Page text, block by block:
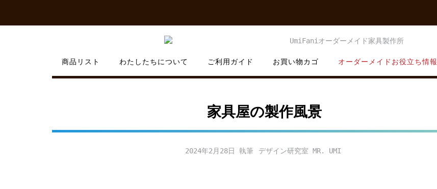
content
商品リスト わたしたちについて ご利用ガイド お買い物カゴ オーダーメイドお役立ち情報
家具屋の製作風景
2024年2月28日 デザイン研究室 MR. UMI